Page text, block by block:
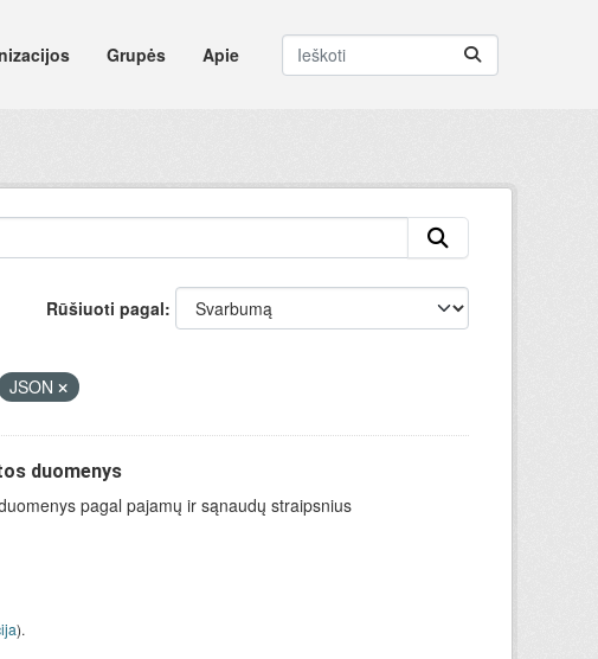
Grupės Apie
Rūšiuoti pagal
JSON
duomenys
pagal pajamų ir sąnaudų straipsnius
).